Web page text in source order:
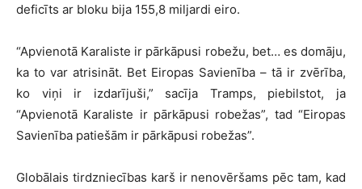
deficīts ar bloku bija 155,8 miljardi eiro.
“Apvienotā Karaliste ir pārkāpusi robežu, bet… es domāju,
ka to var atrisināt. Bet Eiropas Savienība – tā ir zvērība,
ko viņi ir izdarījuši,” sacīja Tramps, piebilstot, ja
“Apvienotā Karaliste ir pārkāpusi robežas”, tad “Eiropas
Savienība patiešām ir pārkāpusi robežas”.
Globālais tirdzniecības karš ir nenovēršams pēc tam, kad